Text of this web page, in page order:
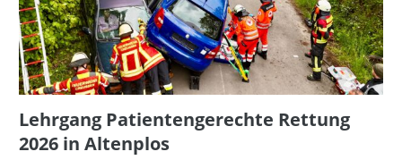
Lehrgang Patientengerechte Rettung
2026 in Altenplos